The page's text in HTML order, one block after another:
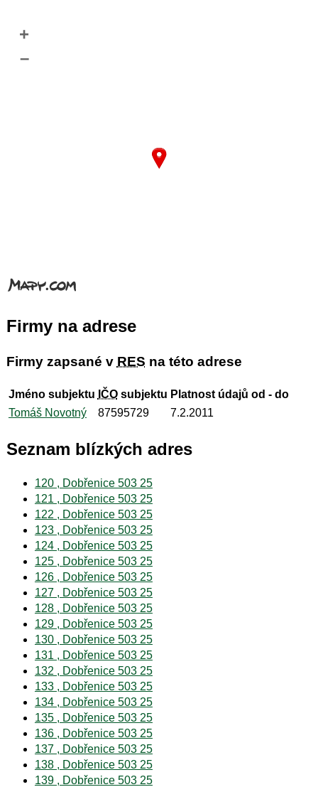
+
–
Firmy na adrese
Firmy zapsané v RES na této adrese
Jméno subjektu IČOsubjektu Platnost údajů od - do
Tomáš Novotný
87595729 7.2.2011
Seznam blízkých adres
120 , Dobřenice 503 25
121 , Dobřenice 503 25
122 , Dobřenice 503 25
123 , Dobřenice 503 25
124 , Dobřenice 503 25
125 , Dobřenice 503 25
126 , Dobřenice 503 25
127 , Dobřenice 503 25
128 , Dobřenice 503 25
129 , Dobřenice 503 25
130 , Dobřenice 503 25
131 , Dobřenice 503 25
132 , Dobřenice 503 25
133 , Dobřenice 503 25
134 , Dobřenice 503 25
135 , Dobřenice 503 25
136 , Dobřenice 503 25
137 , Dobřenice 503 25
138 , Dobřenice 503 25
139 , Dobřenice 503 25